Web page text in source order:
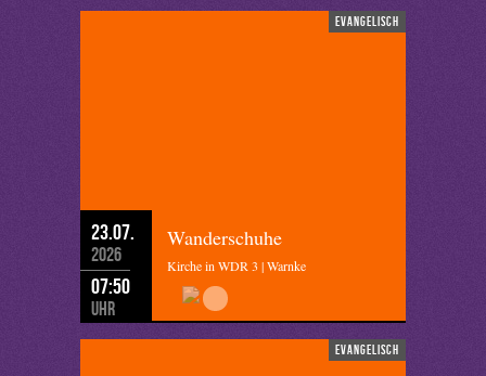
evangelisch
23.07.
2026
07:50
Uhr
Wanderschuhe
Kirche in WDR 3 | Warnke
evangelisch